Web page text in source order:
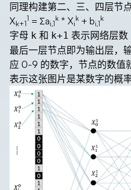
同理构建第二、三、四层节
Xk+1
1 = ∑ai,1
k * Xi
k + bi,1
k
字母 k 和 k+1 表示网络层数
最后一层节点即为输出层，
应 0-9 的数字，节点的数值
表示这张图片是某数字的概